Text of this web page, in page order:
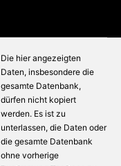
Die hier angezeigten
Daten, insbesondere die
gesamte Datenbank,
dürfen nicht kopiert
werden. Es ist zu
unterlassen, die Daten oder
die gesamte Datenbank
ohne vorherige